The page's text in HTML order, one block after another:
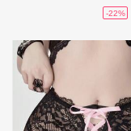
-22%